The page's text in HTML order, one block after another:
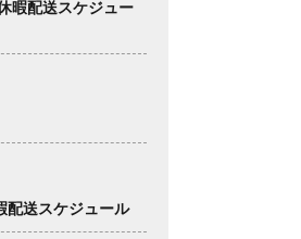
暇配送スケジュー
配送スケジュール